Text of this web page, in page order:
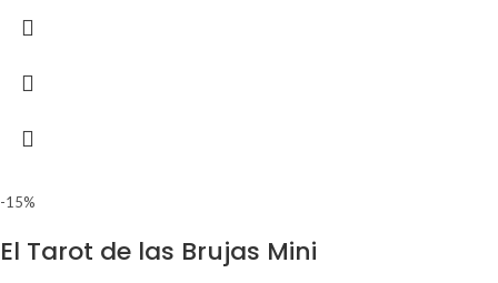
-15%
El Tarot de las Brujas Mini